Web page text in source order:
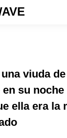
viuda
su noche
ella era la